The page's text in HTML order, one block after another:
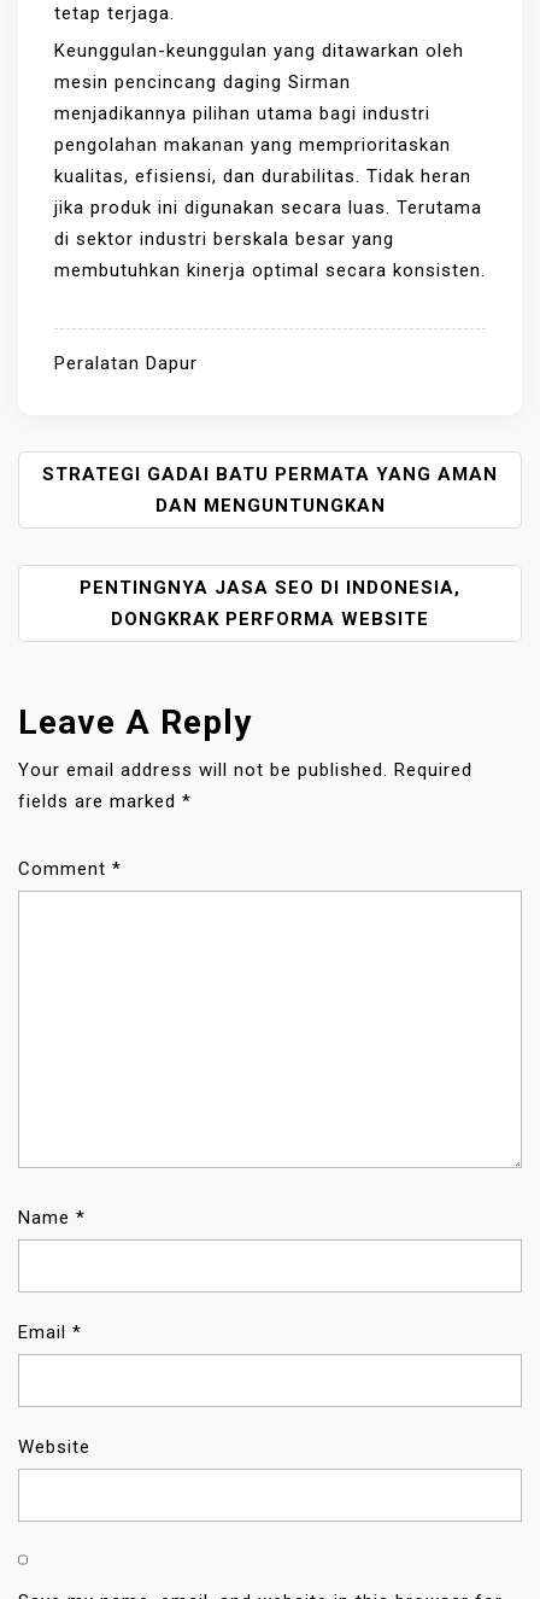
tetap terjaga.
Keunggulan-keunggulan yang ditawarkan oleh
mesin pencincang daging Sirman
menjadikannya pilihan utama bagi industri
pengolahan makanan yang memprioritaskan
kualitas, efisiensi, dan durabilitas. Tidak heran
jika produk ini digunakan secara luas. Terutama
di sektor industri berskala besar yang
membutuhkan kinerja optimal secara konsisten.
Peralatan Dapur
P
S
T
V
G
A
T
I
STRATEGI GADAI BATU PERMATA YANG AMAN
DAN MENGUNTUNGKAN
PENTINGNYA JASA SEO DI INDONESIA,
DONGKRAK PERFORMA WEBSITE
Leave A Reply
Your email address will not be published.
Required
fields are marked *
Comment *
Name *
Email *
Website